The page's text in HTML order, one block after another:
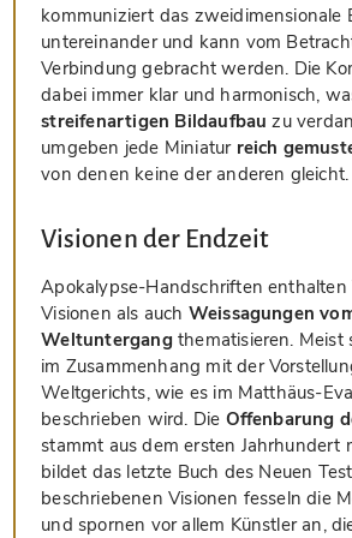
kommuniziert das zweidimensionale
untereinander und kann vom
Verbindung gebracht werden. Die
dabei immer klar und harmonisch,
streifenartigen Bildaufbau zu
umgeben jede Miniatur reich
von denen keine der anderen gleicht.
Visionen der Endzeit
Apokalypse-Handschriften enthalten
Visionen als auch Weissagungen
Weltuntergangthematisieren. Meist
im Zusammenhang mit der
Weltgerichts, wie es im Matthäus-
beschrieben wird. Die Offenbarung
stammt aus dem ersten Jahrhundert
bildet das letzte Buch des Neuen
beschriebenen Visionen fesseln die
und spornen vor allem Künstler an,